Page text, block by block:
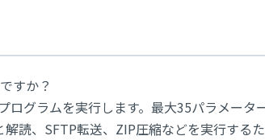
すか？
グラムを実行します。最大35パラメータ
読、SFTP転送、ZIP圧縮などを実行する